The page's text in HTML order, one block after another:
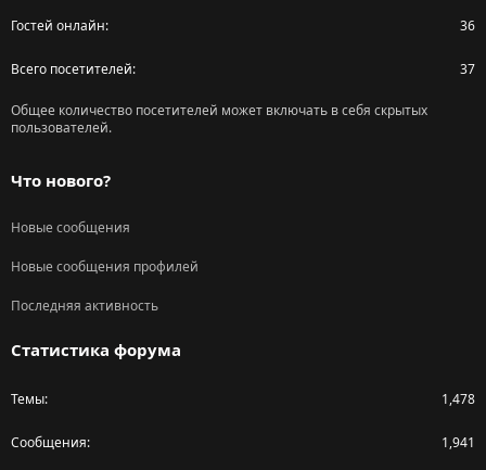
Гостей онлайн 36
Всего посетителей 37
Общее количество посетителей может включать в себя скрытых
пользователей.
Что нового?
Новые сообщения
Новые сообщения профилей
Последняя активность
Статистика форума
Темы 1,478
Сообщения 1,941